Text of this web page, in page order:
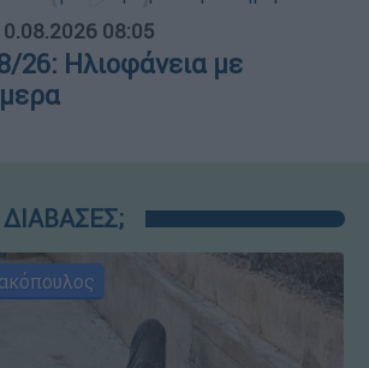
08:05
26: Ηλιοφάνεια με